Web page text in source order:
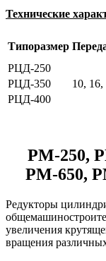
Технические
Типоразмер
РЦД-250
10,
РЦД-350
РЦД-400
РМ-250,
РМ-650,
Редукторы
увеличения
вращения